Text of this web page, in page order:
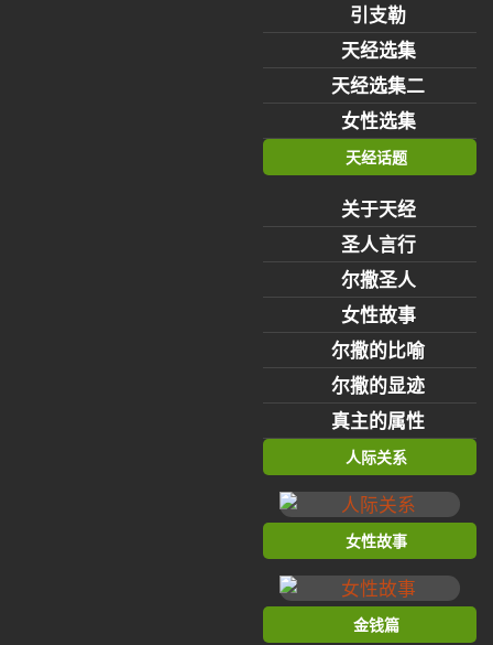
引支勒
天经选集
天经选集二
女性选集
天经话题
关于天经
圣人言行
尔撒圣人
女性故事
尔撒的比喻
尔撒的显迹
真主的属性
人际关系
女性故事
金钱篇